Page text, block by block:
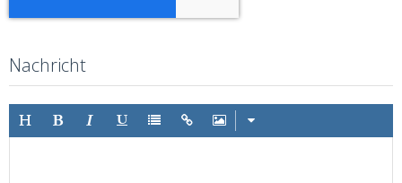
Nachricht